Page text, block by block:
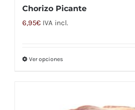
Chorizo Picante
6,95€ IVA incl.
Ver opcionesEste